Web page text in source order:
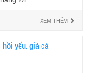
XEM THÊM
hồi yếu, giá cá